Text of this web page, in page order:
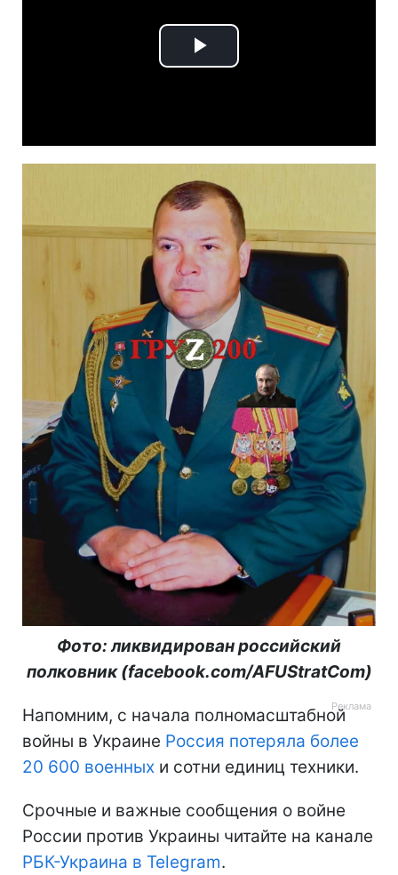
Play
Фото: ликвидирован российский
полковник (facebook.com/AFUStratCom)
Напомним, с начала полномасштабной
войны в Украине Россия потеряла более
20 600 военных и сотни единиц техники.
Срочные и важные сообщения о войне
России против Украины читайте на канале
РБК-Украина в Telegram.